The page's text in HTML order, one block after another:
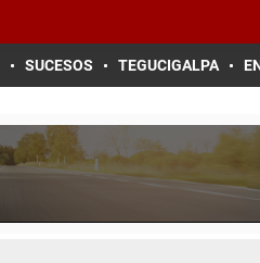
SUCESOS TEGUCIGALPA